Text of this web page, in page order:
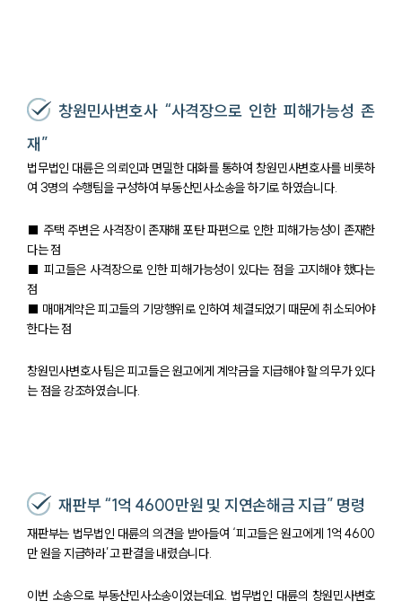
팀소개
팀소개
대륜의 강점
오시는 길
글로벌 파트너 로펌
통합검색
업무사례
고객후기
업무분야
건설부 업무
창원민사변호사 “사격장으로 인한 피해가능성 존
재”
법무법인 대륜은 의뢰인과 면밀한 대화를 통하여 창원민사변호사를 비롯하
여 3명의 수행팀을 구성하여 부동산민사소송을 하기로 하였습니다.
■ 주택 주변은 사격장이 존재해 포탄 파편으로 인한 피해가능성이 존재한
다는 점
■ 피고들은 사격장으로 인한 피해가능성이 있다는 점을 고지해야 했다는
점
■ 매매계약은 피고들의 기망행위로 인하여 체결되었기 때문에 취소되어야
한다는 점
창원민사변호사 팀은 피고들은 원고에게 계약금을 지급해야 할 의무가 있다
는 점을 강조하였습니다.
재판부 “1억 4600만원 및 지연손해금 지급” 명령
재판부는 법무법인 대륜의 의견을 받아들여 ‘피고들은 원고에게 1억 4600
만 원을 지급하라’고 판결을 내렸습니다.
이번 소송으로 부동산민사소송이었는데요. 법무법인 대륜의 창원민사변호